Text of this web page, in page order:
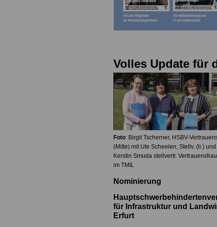
Volles Update für
Foto: Birgit Tscherner, HSBV-
(Mitte) mit Ute Scheelen, Stellv. (li.) und
Kerstin Smuda stellvertr. Vertrauensfrau
im TMIL
Nominierung
für Infrastruktur und
Erfurt